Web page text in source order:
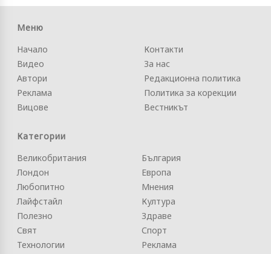
Меню
Начало
Видео
Автори
Реклама
Вицове
Контакти
За нас
Редакционна политика
Политика за корекции
Вестникът
Категории
Великобритания
Лондон
Любопитно
Лайфстайл
Полезно
Свят
Технологии
България
Европа
Мнения
Култура
Здраве
Спорт
Реклама